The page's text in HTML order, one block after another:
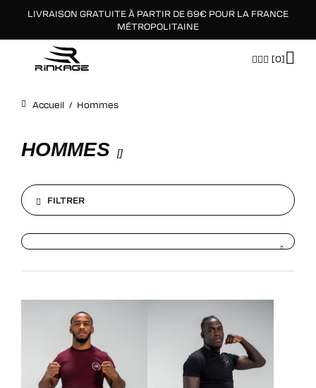
LIVRAISON GRATUITE À PARTIR DE 69€ POUR LA FRANCE
MÉTROPOLITAINE
[0]
Accueil / Hommes
HOMMES []
FILTRER